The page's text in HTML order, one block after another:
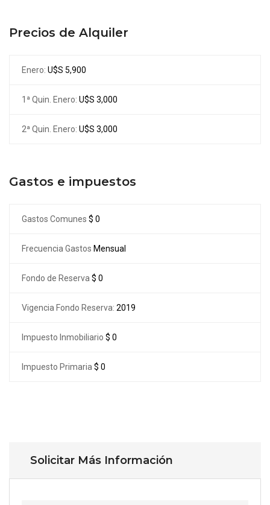
Precios de Alquiler
Enero: U$S 5,900
1ª Quin. Enero: U$S 3,000
2ª Quin. Enero: U$S 3,000
Gastos e impuestos
Gastos Comunes $ 0
Frecuencia Gastos Mensual
Fondo de Reserva $ 0
Vigencia Fondo Reserva: 2019
Impuesto Inmobiliario $ 0
Impuesto Primaria $ 0
Solicitar Más Información